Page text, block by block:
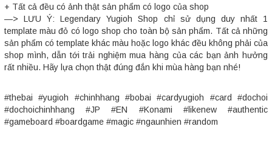
+ Tất cả đều có ảnh thật sản phẩm có logo của shop
—> LƯU Ý: Legendary Yugioh Shop chỉ sử dụng duy nhất 1
template màu đỏ có logo shop cho toàn bộ sản phẩm. Tất cả những
sản phẩm có template khác màu hoặc logo khác đều không phải của
shop mình, dẫn tới trải nghiệm mua hàng của các bạn ảnh hưởng
rất nhiều. Hãy lựa chọn thật đúng đắn khi mùa hàng bạn nhé!
#thebai #yugioh #chinhhang #bobai #cardyugioh #card #dochoi
#dochoichinhhang #JP #EN #Konami #likenew #authentic
#gameboard #boardgame #magic #ngaunhien #random